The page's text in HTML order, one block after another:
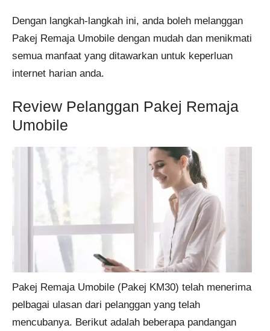
Dengan langkah-langkah ini, anda boleh melanggan
Pakej Remaja Umobile dengan mudah dan menikmati
semua manfaat yang ditawarkan untuk keperluan
internet harian anda.
Review Pelanggan Pakej Remaja
Umobile
Pakej Remaja Umobile (Pakej KM30) telah menerima
pelbagai ulasan dari pelanggan yang telah
mencubanya. Berikut adalah beberapa pandangan